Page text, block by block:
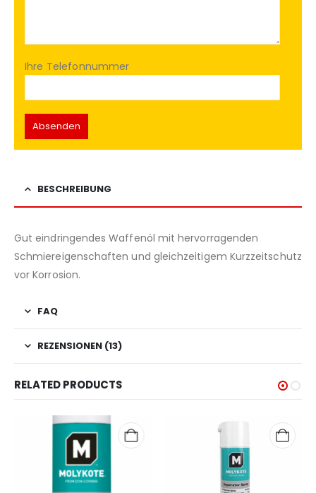
Ihre Telefonnummer
BESCHREIBUNG
Gut eindringendes Waffenöl mit hervorragenden
Schmiereigenschaften und gleichzeitigem Kurzzeitschutz
vor Korrosion.
FAQ
REZENSIONEN (13)
RELATED PRODUCTS